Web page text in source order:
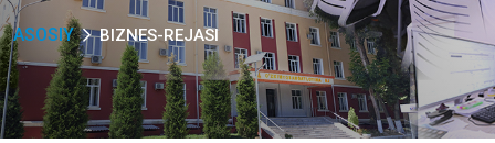
ASOSIY BIZNES-REJASI